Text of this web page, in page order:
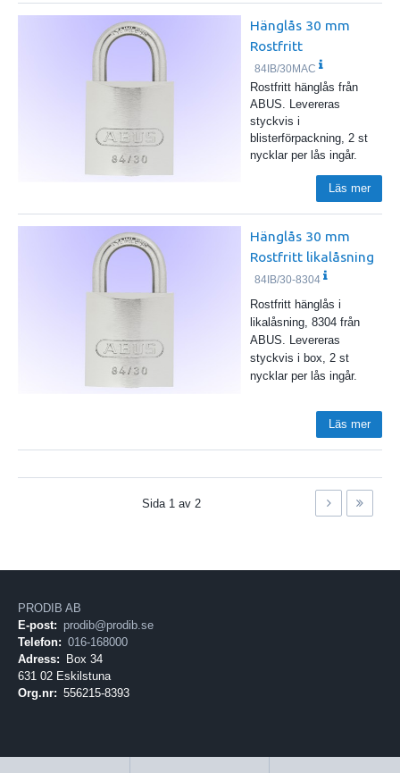
Hänglås 30 mm
Rostfritt
84IB/30MAC
Rostfritt hänglås från
ABUS. Levereras
styckvis i
blisterförpackning, 2 st
nycklar per lås ingår.
Läs mer
Hänglås 30 mm
Rostfritt likalåsning
84IB/30-8304
Rostfritt hänglås i
likalåsning, 8304 från
ABUS. Levereras
styckvis i box, 2 st
nycklar per lås ingår.
Läs mer
Sida 1 av 2
PRODIB AB
E-post: prodib@prodib.se
Telefon: 016-168000
Adress:
Box 34
631 02 Eskilstuna
Org.nr: 556215-8393